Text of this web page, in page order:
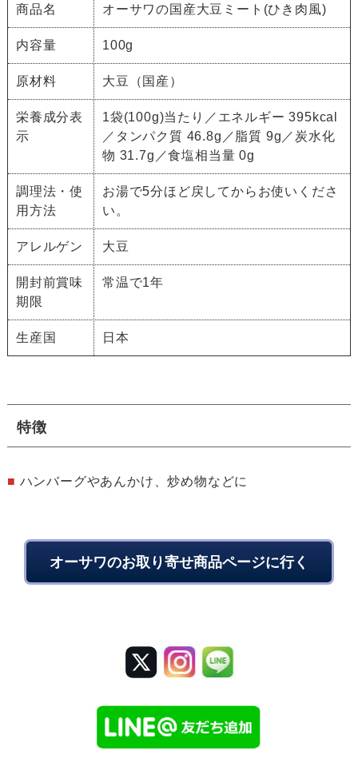
商品名 オーサワの国産大豆ミート(ひき肉風)
内容量 100g
原材料 大豆（国産）
栄養成分表
示
1袋(100g)当たり／エネルギー 395kcal
／タンパク質 46.8g／脂質 9g／炭水化
物 31.7g／食塩相当量 0g
調理法・使
用方法
お湯で5分ほど戻してからお使いくださ
い。
アレルゲン 大豆
開封前賞味
期限
常温で1年
生産国 日本
特徴
■ ハンバーグやあんかけ、炒め物などに
オーサワのお取り寄せ商品ページに行く